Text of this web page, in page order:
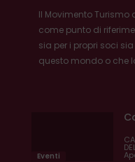
Il Movimento Turismo
come punto di
sia per i propri soci
questo mondo o che
Eventi